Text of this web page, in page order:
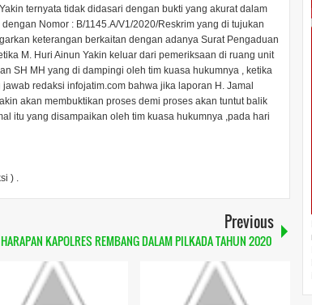
ternyata tidak didasari dengan bukti yang akurat dalam
Nomor : B/1145.A/V1/2020/Reskrim yang di tujukan
keterangan berkaitan dengan adanya Surat Pengaduan
M. Huri Ainun Yakin keluar dari pemeriksaan di ruang unit
SH MH yang di dampingi oleh tim kuasa hukumnya , ketika
redaksi infojatim.com bahwa jika laporan H. Jamal
akan membuktikan proses demi proses akan tuntut balik
itu yang disampaikan oleh tim kuasa hukumnya ,pada hari
) .
Previous
HARAPAN KAPOLRES REMBANG DALAM PILKADA TAHUN 2020